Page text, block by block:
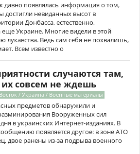
давно появлялась информация о том,
достигли невиданных высот в
Донбасса, естественно,
Украине. Многие видели в этой
лукавства. Ведь сам себя не похвалишь,
Всем известно о
случаются там,
их совсем не ждешь
/ Украина / Военные материалы
предметов обнаружили и
Вооруженных сил
в украинских Интернет-изданиях. В
появляется другое: в зоне АТО
двое ранены из-за подрыва военного